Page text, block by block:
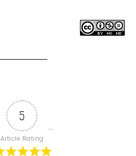
5
Article Rating